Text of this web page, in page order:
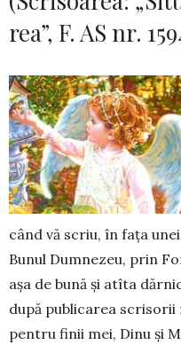
rea”, F. AS nr.
când vă scriu, în fața
Bunul Dumnezeu, prin
așa de bună și atîta
după publicarea
pentru finii mei, Dinu și